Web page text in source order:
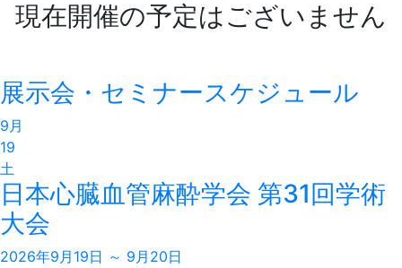
現在開催の予定はございません
展示会・セミナースケジュール
9月
19
土
日本心臓血管麻酔学会 第31回学術
大会
2026年9月19日 ～ 9月20日